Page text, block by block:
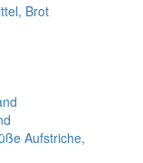
Brot
Aufstriche,